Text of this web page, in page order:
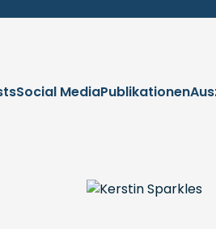
Social MediaPublikationen